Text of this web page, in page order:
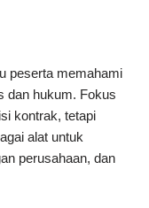
peserta memahami
dan hukum. Fokus
kontrak, tetapi
alat untuk
perusahaan, dan